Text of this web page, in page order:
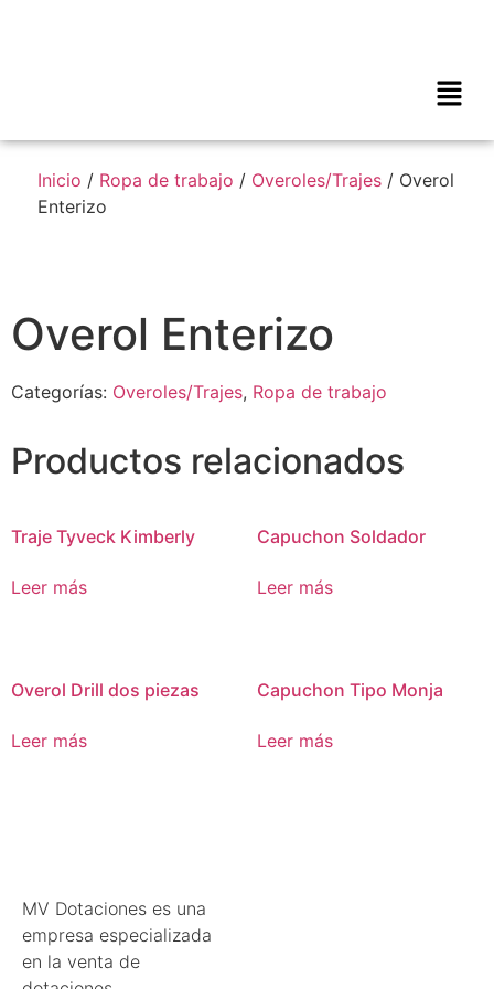
Inicio / Ropa de trabajo / Overoles/Trajes / Overol
Enterizo
Overol Enterizo
Categorías: Overoles/Trajes, Ropa de trabajo
Productos relacionados
Traje Tyveck Kimberly
Leer más
Capuchon Soldador
Leer más
Overol Drill dos piezas
Leer más
Capuchon Tipo Monja
Leer más
MV Dotaciones es una
empresa especializada
en la venta de